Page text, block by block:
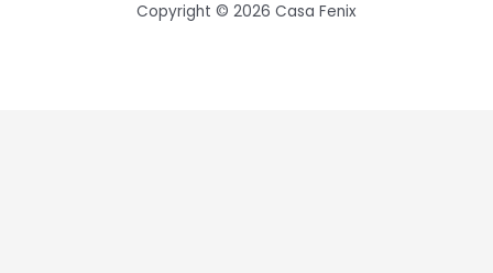
Copyright © 2026 Casa Fenix